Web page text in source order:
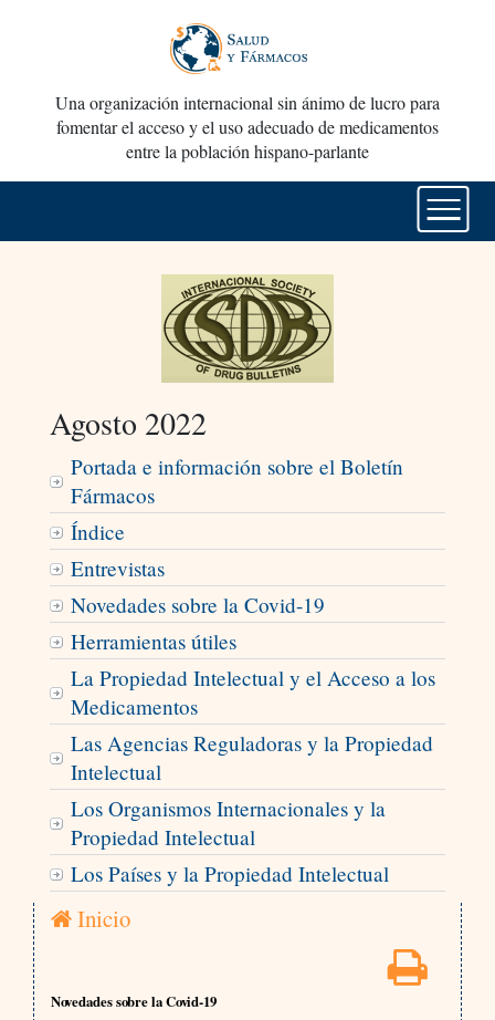
Una organización internacional sin ánimo de lucro para
fomentar el acceso y el uso adecuado de medicamentos
entre la población hispano-parlante
Agosto 2022
Portada e información sobre el Boletín
Fármacos
Índice
Entrevistas
Novedades sobre la Covid-19
Herramientas útiles
La Propiedad Intelectual y el Acceso a los
Medicamentos
Las Agencias Reguladoras y la Propiedad
Intelectual
Los Organismos Internacionales y la
Propiedad Intelectual
Los Países y la Propiedad Intelectual
Inicio
Novedades sobre la Covid-19